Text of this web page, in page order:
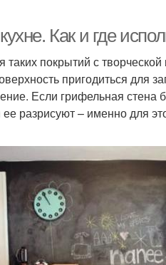
Как и где
покрытий с творческой
пригодиться для
Если грифельная
ее разрисуют – именно для